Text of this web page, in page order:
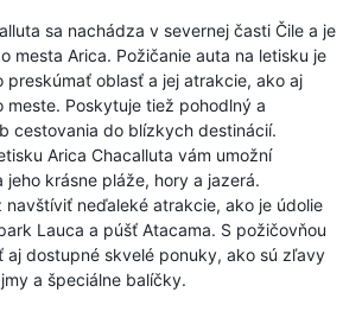
sa nachádza v severnej časti Čile a je
mesta Arica. Požičanie auta na letisku je
preskúmať oblasť a jej atrakcie, ako aj
meste. Poskytuje tiež pohodlný a
cestovania do blízkych destinácií.
Arica Chacalluta vám umožní
jeho krásne pláže, hory a jazerá.
navštíviť neďaleké atrakcie, ako je údolie
Lauca a púšť Atacama. S požičovňou
aj dostupné skvelé ponuky, ako sú zľavy
a špeciálne balíčky.